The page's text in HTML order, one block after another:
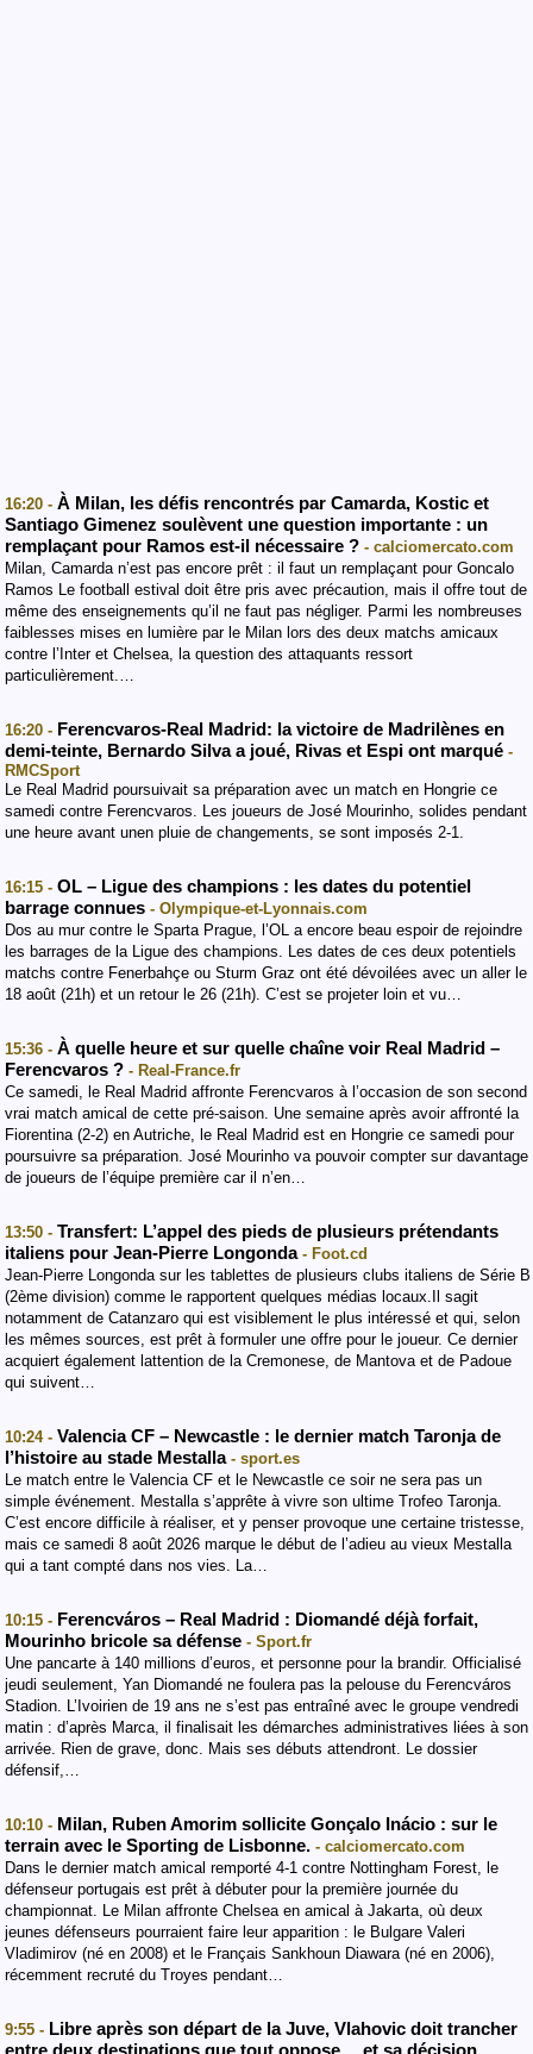
16:20 - À Milan, les défis rencontrés par Camarda, Kostic et
Santiago Gimenez soulèvent une question importante : un
remplaçant pour Ramos est-il nécessaire ? - calciomercato.com
Milan, Camarda n’est pas encore prêt : il faut un remplaçant pour Goncalo
Ramos Le football estival doit être pris avec précaution, mais il offre tout de
même des enseignements qu’il ne faut pas négliger. Parmi les nombreuses
faiblesses mises en lumière par le Milan lors des deux matchs amicaux
contre l’Inter et Chelsea, la question des attaquants ressort
particulièrement.…
16:20 - Ferencvaros-Real Madrid: la victoire de Madrilènes en
demi-teinte, Bernardo Silva a joué, Rivas et Espi ont marqué -
RMCSport
Le Real Madrid poursuivait sa préparation avec un match en Hongrie ce
samedi contre Ferencvaros. Les joueurs de José Mourinho, solides pendant
une heure avant unen pluie de changements, se sont imposés 2-1.
16:15 - OL – Ligue des champions : les dates du potentiel
barrage connues - Olympique-et-Lyonnais.com
Dos au mur contre le Sparta Prague, l’OL a encore beau espoir de rejoindre
les barrages de la Ligue des champions. Les dates de ces deux potentiels
matchs contre Fenerbahçe ou Sturm Graz ont été dévoilées avec un aller le
18 août (21h) et un retour le 26 (21h). C’est se projeter loin et vu…
15:36 - À quelle heure et sur quelle chaîne voir Real Madrid –
Ferencvaros ? - Real-France.fr
Ce samedi, le Real Madrid affronte Ferencvaros à l’occasion de son second
vrai match amical de cette pré-saison. Une semaine après avoir affronté la
Fiorentina (2-2) en Autriche, le Real Madrid est en Hongrie ce samedi pour
poursuivre sa préparation. José Mourinho va pouvoir compter sur davantage
de joueurs de l’équipe première car il n’en…
13:50 - Transfert: L’appel des pieds de plusieurs prétendants
italiens pour Jean-Pierre Longonda - Foot.cd
Jean-Pierre Longonda sur les tablettes de plusieurs clubs italiens de Série B
(2ème division) comme le rapportent quelques médias locaux.Il sagit
notamment de Catanzaro qui est visiblement le plus intéressé et qui, selon
les mêmes sources, est prêt à formuler une offre pour le joueur. Ce dernier
acquiert également lattention de la Cremonese, de Mantova et de Padoue
qui suivent…
10:24 - Valencia CF – Newcastle : le dernier match Taronja de
l’histoire au stade Mestalla - sport.es
Le match entre le Valencia CF et le Newcastle ce soir ne sera pas un
simple événement. Mestalla s’apprête à vivre son ultime Trofeo Taronja.
C’est encore difficile à réaliser, et y penser provoque une certaine tristesse,
mais ce samedi 8 août 2026 marque le début de l’adieu au vieux Mestalla
qui a tant compté dans nos vies. La…
10:15 - Ferencváros – Real Madrid : Diomandé déjà forfait,
Mourinho bricole sa défense - Sport.fr
Une pancarte à 140 millions d’euros, et personne pour la brandir. Officialisé
jeudi seulement, Yan Diomandé ne foulera pas la pelouse du Ferencváros
Stadion. L’Ivoirien de 19 ans ne s’est pas entraîné avec le groupe vendredi
matin : d’après Marca, il finalisait les démarches administratives liées à son
arrivée. Rien de grave, donc. Mais ses débuts attendront. Le dossier
défensif,…
10:10 - Milan, Ruben Amorim sollicite Gonçalo Inácio : sur le
terrain avec le Sporting de Lisbonne. - calciomercato.com
Dans le dernier match amical remporté 4-1 contre Nottingham Forest, le
défenseur portugais est prêt à débuter pour la première journée du
championnat. Le Milan affronte Chelsea en amical à Jakarta, où deux
jeunes défenseurs pourraient faire leur apparition : le Bulgare Valeri
Vladimirov (né en 2008) et le Français Sankhoun Diawara (né en 2006),
récemment recruté du Troyes pendant…
9:55 - Libre après son départ de la Juve, Vlahovic doit trancher